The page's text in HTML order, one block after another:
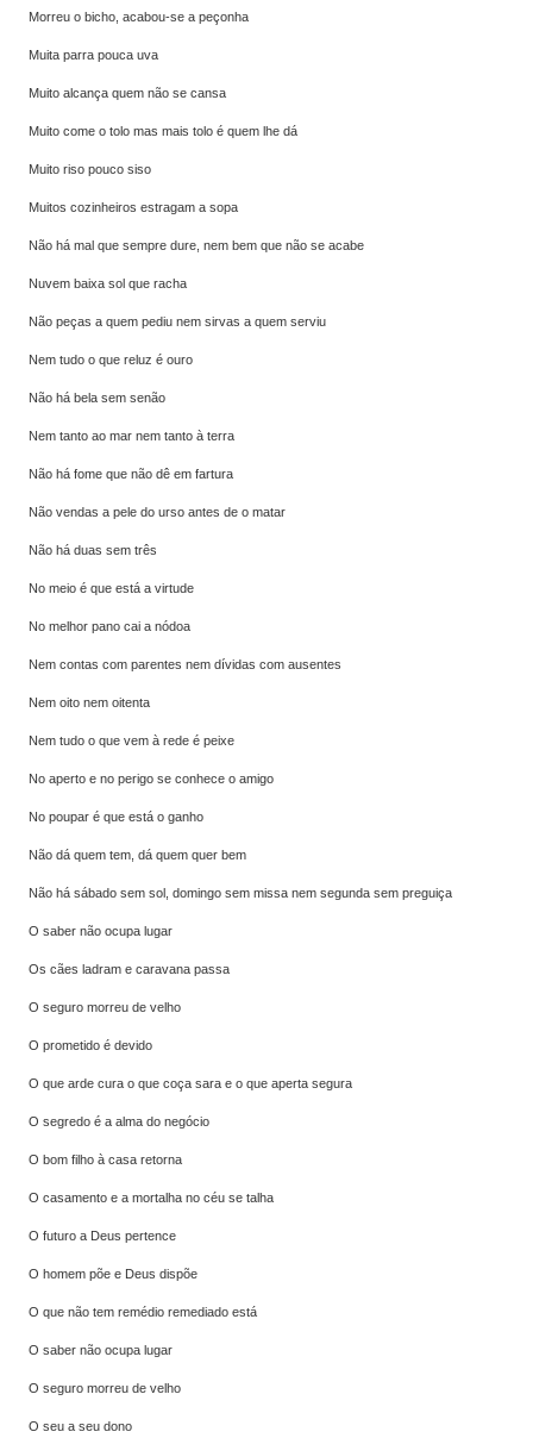
Morreu o bicho, acabou-se a peçonha
Muita parra pouca uva
Muito alcança quem não se cansa
Muito come o tolo mas mais tolo é quem lhe dá
Muito riso pouco siso
Muitos cozinheiros estragam a sopa
Não há mal que sempre dure, nem bem que não se acabe
Nuvem baixa sol que racha
Não peças a quem pediu nem sirvas a quem serviu
Nem tudo o que reluz é ouro
Não há bela sem senão
Nem tanto ao mar nem tanto à terra
Não há fome que não dê em fartura
Não vendas a pele do urso antes de o matar
Não há duas sem três
No meio é que está a virtude
No melhor pano cai a nódoa
Nem contas com parentes nem dívidas com ausentes
Nem oito nem oitenta
Nem tudo o que vem à rede é peixe
No aperto e no perigo se conhece o amigo
No poupar é que está o ganho
Não dá quem tem, dá quem quer bem
Não há sábado sem sol, domingo sem missa nem segunda sem preguiça
O saber não ocupa lugar
Os cães ladram e caravana passa
O seguro morreu de velho
O prometido é devido
O que arde cura o que coça sara e o que aperta segura
O segredo é a alma do negócio
O bom filho à casa retorna
O casamento e a mortalha no céu se talha
O futuro a Deus pertence
O homem põe e Deus dispõe
O que não tem remédio remediado está
O saber não ocupa lugar
O seguro morreu de velho
O seu a seu dono